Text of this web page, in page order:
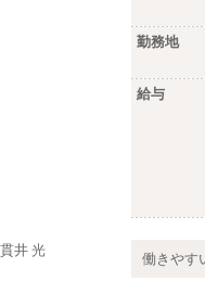
勤務地
給与
働きやす